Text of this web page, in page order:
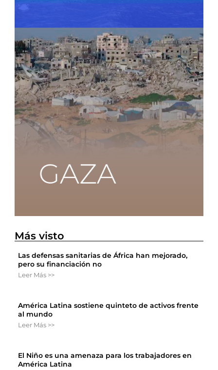
Más visto
Las defensas sanitarias de África han mejorado,
pero su financiación no
Leer Más >>
América Latina sostiene quinteto de activos frente
al mundo
Leer Más >>
El Niño es una amenaza para los trabajadores en
América Latina